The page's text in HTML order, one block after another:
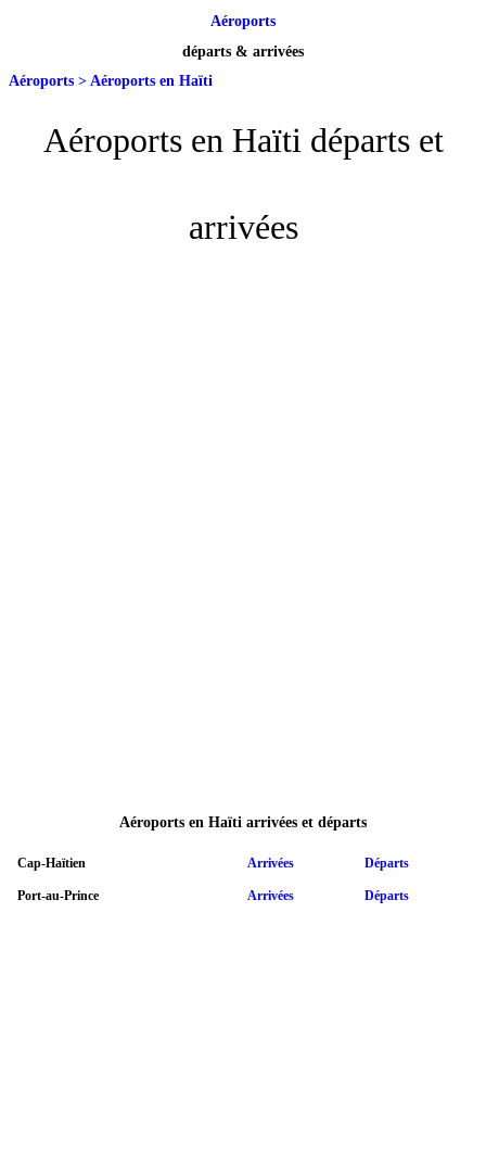
Aéroports
départs & arrivées
Aéroports > Aéroports en Haïti
Aéroports en Haïti départs et
arrivées
Aéroports en Haïti arrivées et départs
Cap-Haïtien Arrivées Départs
Port-au-Prince Arrivées Départs